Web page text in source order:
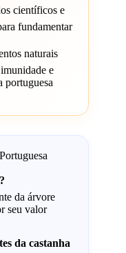
científicos e
fundamentar
naturais
e
portuguesa
da árvore
seu valor
da castanha